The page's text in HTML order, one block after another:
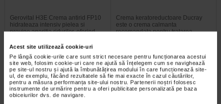
Acest site utilizează cookie-uri
Pe lângă cookie-urile care sunt strict necesare pentru funcționarea acestui
site web, folosim cookie-uri care ne ajută să înțelegem cum se navighează
pe site-ul nostru și ajută la îmbunătățirea modului în care funcționează site-
ul, de exemplu, făcând rezultatele să fie mai exacte în cazul căutărilor,
pentru a măsura performanța site-ului nostru. Partenerii noștri folosesc
instrumente de urmărire pentru a oferi publicitate personalizată pe baza
obiceiurilor dvs. de navigare.
Gerovital H3E Crema antirid FP10
hidrateaza intensiv pielea si
previne aparitia ridurilor, oferind…
Crema keratoreductoare Ducray
este o crema calmanta
recomandata pentru tratarea…
-30% Preț întreg: 129,30 Lei
Preț redus: 90.51 Lei
-20% Preț întreg: 108.30 Lei
Preț redus: 86.64 Lei